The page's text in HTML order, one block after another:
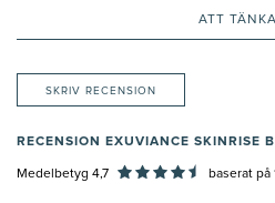
ATT
SKRIV RECENSION
RECENSION EXUVIANCE SKINRISE
Medelbetyg 4,7 baserat på